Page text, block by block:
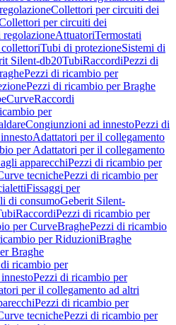
Collettori per circuiti dei
per circuiti dei
AttuatoriTermostati
Tubi di protezioneSistemi di
Silent-db20TubiRaccordiPezzi di
Pezzi di ricambio per
Pezzi di ricambio per Braghe
CurveRaccordi
per
Congiunzioni ad innestoPezzi di
Adattatori per il collegamento
per Adattatori per il collegamento
apparecchiPezzi di ricambio per
tecnichePezzi di ricambio per
Fissaggi per
di consumoGeberit Silent-
RaccordiPezzi di ricambio per
per CurveBraghePezzi di ricambio
per RiduzioniBraghe
Braghe
ricambio per
Pezzi di ricambio per
per il collegamento ad altri
Pezzi di ricambio per
tecnichePezzi di ricambio per